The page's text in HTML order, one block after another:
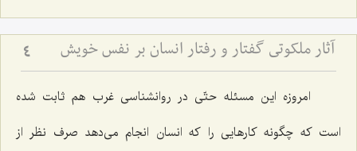
آثار ملکوتی گفتار و رفتار انسان بر نفس خویش 4
امروزه این مسئله حتّی در روانشناسی غرب هم ثابت شده
است كه چگونه كارهایی را كه انسان انجام می‌دهد صرف نظر از